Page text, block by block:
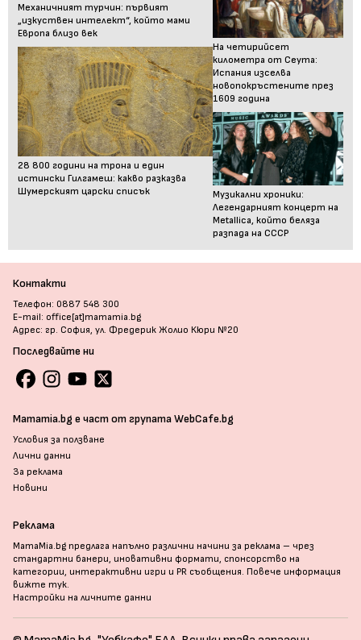
Механичният турчин: първият
„изкуствен интелект“, който мами
Европа близо век
28 800 години на трона и един
истински Гилгамеш: какво разказва
Шумерският царски списък
На четирийсет
километра от Сеута:
Испания изселва
новопокръстените през
1609 година
Музикални хроники:
Легендарният концерт на
Metallica, който беляза
разпада на СССР
Контакти
Телефон: 0887 548 300
E-mail: office[at]mamamia.bg
Адрес: гр. София, ул. Фредерик Жолио Кюри №20
Последвайте ни
Mamamia.bg е част от групата WebCafe.bg
Условия за ползване
Лични данни
За реклама
Новини
Реклама
MamaMia.bg предлага напълно различни начини за реклама – чрез
стандартни банери, иновативни формати, спонсорство на
категории, интерактивни игри и PR съобщения. Повече информация
вижте тук.
Настройки на личните данни